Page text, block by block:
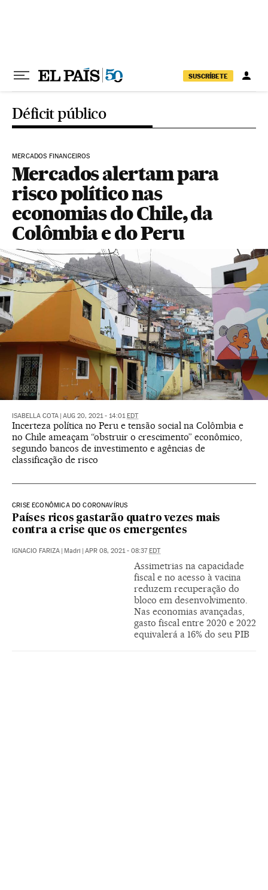
SUSCRÍBETE
Déficit público
MERCADOS FINANCEIROS
Mercados alertam para
risco político nas
economias do Chile, da
Colômbia e do Peru
ISABELLA COTA AUG 20, 2021 - 14:01 EDT
Incerteza política no Peru e tensão social na Colômbia e
no Chile ameaçam “obstruir o crescimento” econômico,
segundo bancos de investimento e agências de
classificação de risco
CRISE ECONÔMICA DO CORONAVÍRUS
Países ricos gastarão quatro vezes mais
contra a crise que os emergentes
IGNACIO FARIZA Madri APR 08, 2021 - 08:37 EDT
Assimetrias na capacidade
fiscal e no acesso à vacina
reduzem recuperação do
bloco em desenvolvimento.
Nas economias avançadas,
gasto fiscal entre 2020 e 2022
equivalerá a 16% do seu PIB